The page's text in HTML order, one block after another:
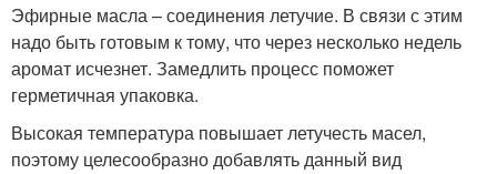
Эфирные масла – соединения летучие. В связи с этим
надо быть готовым к тому, что через несколько недель
аромат исчезнет. Замедлить процесс поможет
герметичная упаковка.
Высокая температура повышает летучесть масел,
поэтому целесообразно добавлять данный вид